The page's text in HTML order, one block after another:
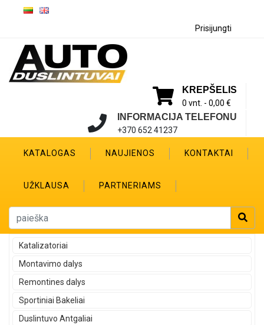
Prisijungti
KREPŠELIS
0 vnt. - 0,00 €
INFORMACIJA TELEFONU
+370 652 41237
KATALOGAS NAUJIENOS KONTAKTAI
UŽKLAUSA PARTNERIAMS
Katalizatoriai
Montavimo dalys
Remontines dalys
Sportiniai Bakeliai
Duslintuvo Antgaliai